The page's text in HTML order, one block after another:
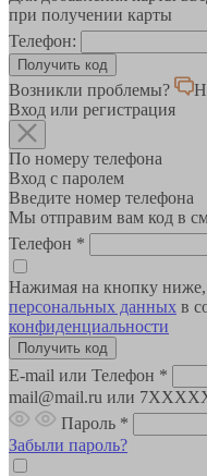
при получении карты
Телефон:
Возникли проблемы?
Вход или регистрация
По номеру телефона
Вход с паролем
Введите номер телефона
Мы отправим вам код в
Телефон *
Нажимая на кнопку
персональных данных в
конфиденциальности
E-mail или Телефон *
mail@mail.ru или
Пароль *
Забыли пароль?